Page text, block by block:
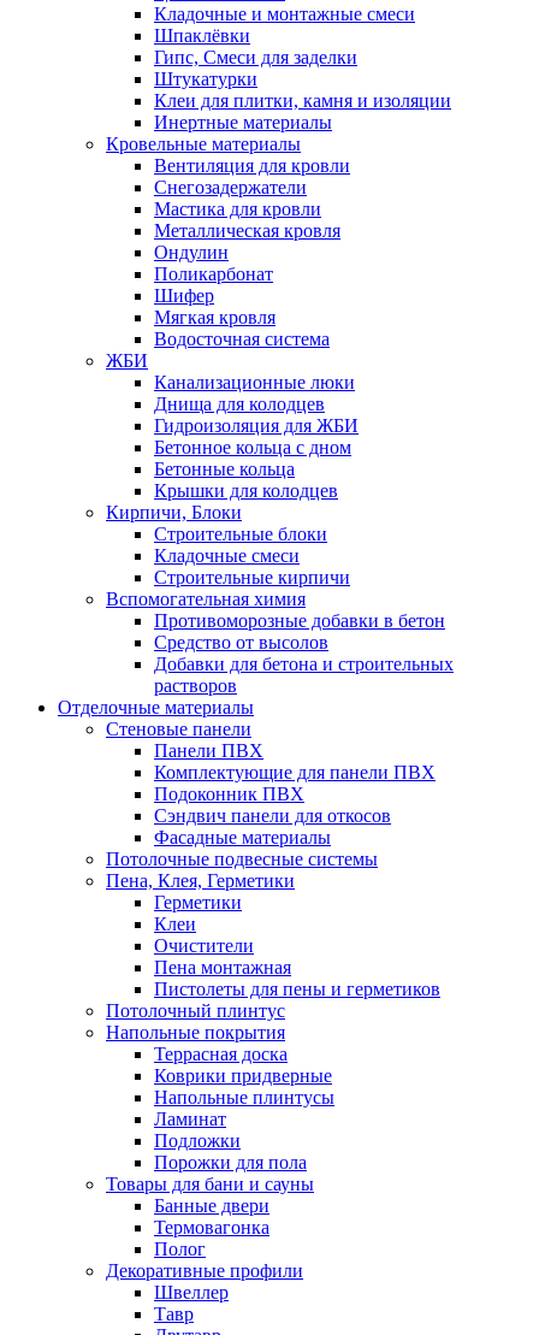
Кладочные и монтажные смеси
Шпаклёвки
Гипс, Смеси для заделки
Штукатурки
Клеи для плитки, камня и изоляции
Инертные материалы
Кровельные материалы
Вентиляция для кровли
Снегозадержатели
Мастика для кровли
Металлическая кровля
Ондулин
Поликарбонат
Шифер
Мягкая кровля
Водосточная система
ЖБИ
Канализационные люки
Днища для колодцев
Гидроизоляция для ЖБИ
Бетонное кольца с дном
Бетонные кольца
Крышки для колодцев
Кирпичи, Блоки
Строительные блоки
Кладочные смеси
Строительные кирпичи
Вспомогательная химия
Противоморозные добавки в бетон
Средство от высолов
Добавки для бетона и строительных
растворов
Отделочные материалы
Стеновые панели
Панели ПВХ
Комплектующие для панели ПВХ
Подоконник ПВХ
Сэндвич панели для откосов
Фасадные материалы
Потолочные подвесные системы
Пена, Клея, Герметики
Герметики
Клеи
Очистители
Пена монтажная
Пистолеты для пены и герметиков
Потолочный плинтус
Напольные покрытия
Террасная доска
Коврики придверные
Напольные плинтусы
Ламинат
Подложки
Порожки для пола
Товары для бани и сауны
Банные двери
Термовагонка
Полог
Декоративные профили
Швеллер
Тавр